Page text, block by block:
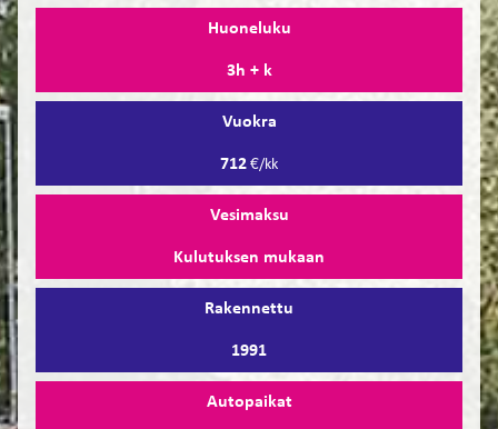
Huoneluku
3h + k
Vuokra
712 €/kk
Vesimaksu
Kulutuksen mukaan
Rakennettu
1991
Autopaikat